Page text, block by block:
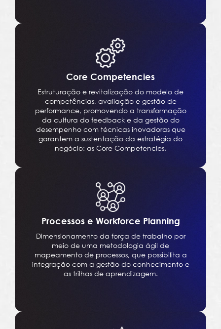
Core Competencies
Estruturação e revitalização do modelo de
competências, avaliação e gestão de
performance, promovendo a transformação
da cultura do feedback e da gestão do
desempenho com técnicas inovadoras que
garantem a sustentação da estratégia do
negócio: as Core Competencies.
Processos e Workforce Planning
Dimensionamento da força de trabalho por
meio de uma metodologia ágil de
mapeamento de processos, que possibilita a
integração com a gestão do conhecimento e
as trilhas de aprendizagem.